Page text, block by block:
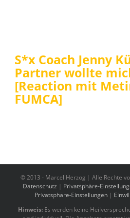
S*x Coach Jenny
Partner wollte
[Reaction mit
FUMCA]
© 2013 - Marcel Herzog | Alle Rechte
Datenschutz | Privatsphäre-
Privatsphäre-Einstellungen|
Hinweis: Es werden keine